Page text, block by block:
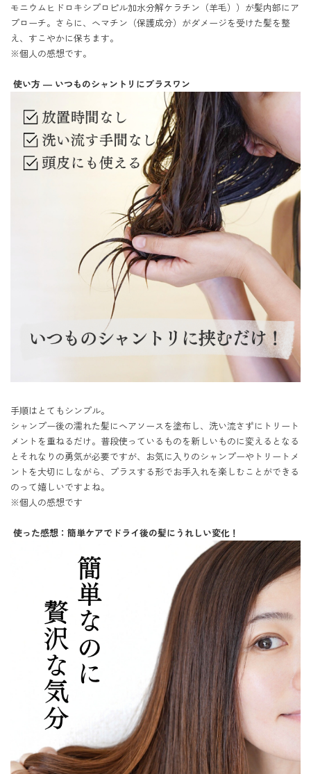
モニウムヒドロキシプロピル加水分解ケラチン（羊毛））が髪内部にア
プローチ。さらに、ヘマチン（保護成分）がダメージを受けた髪を整
え、すこやかに保ちます。
※個人の感想です。
使い方 ― いつものシャントリにプラスワン
手順はとてもシンプル。
シャンプー後の濡れた髪にヘアソースを塗布し、洗い流さずにトリート
メントを重ねるだけ。普段使っているものを新しいものに変えるとなる
とそれなりの勇気が必要ですが、お気に入りのシャンプーやトリートメ
ントを大切にしながら、プラスする形でお手入れを楽しむことができる
のって嬉しいですよね。
※個人の感想です
使った感想：簡単ケアでドライ後の髪にうれしい変化！